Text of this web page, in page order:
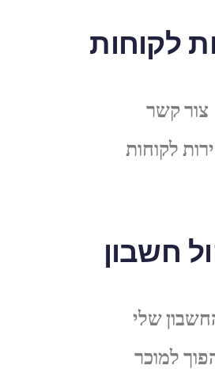
לקוחות
צור קשר
לקוחות
חשבון
שלי
למוכר